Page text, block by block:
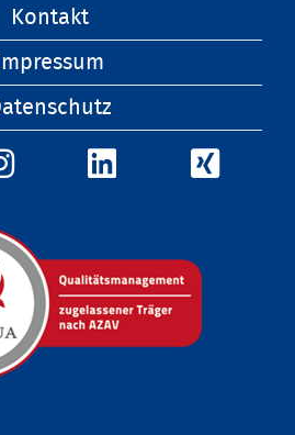
Kontakt
Impressum